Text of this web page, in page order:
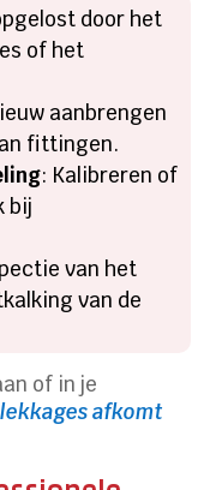
door het
of het
aanbrengen
fittingen.
: Kalibreren of
bij
van het
van de
of in je
afkomt